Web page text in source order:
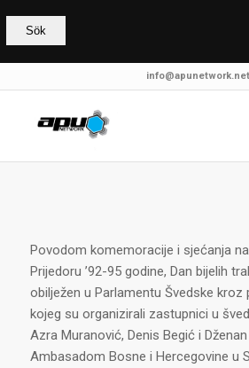
Sök
info@apunetwork.net
Povodom komemoracije i sjećanja
Prijedoru ’92-95 godine, Dan bijelih
obilježen u Parlamentu Švedske kroz
kojeg su organizirali zastupnici u
Azra Muranović, Denis Begić i
Ambasadom Bosne i Hercegovine u